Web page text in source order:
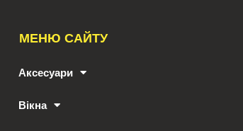
МЕНЮ САЙТУ
Аксесуари
Вікна